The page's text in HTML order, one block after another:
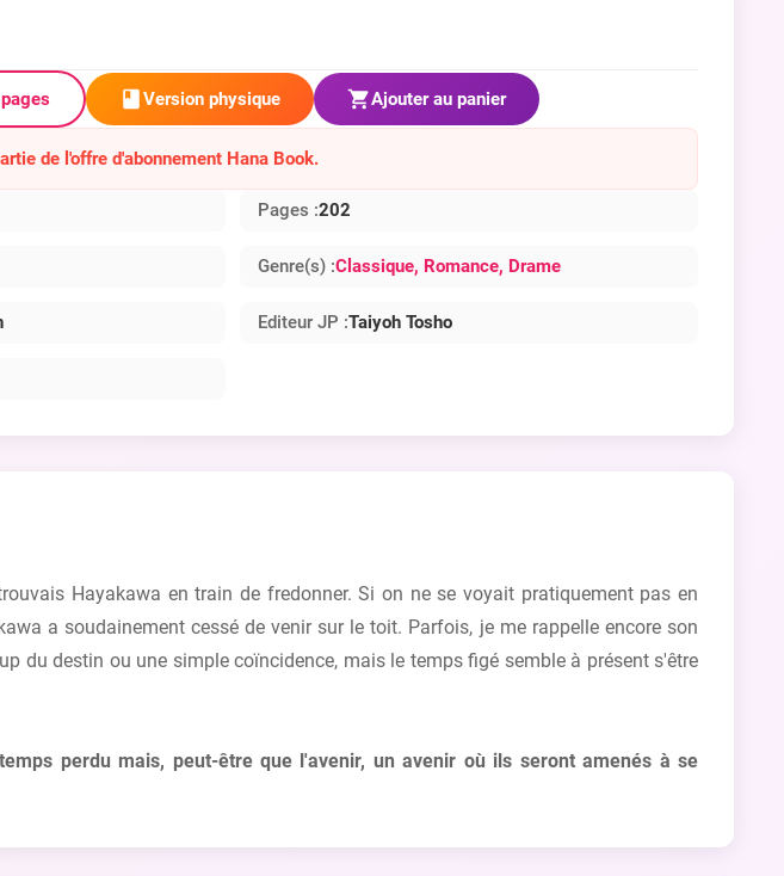
Version physique Ajouter au panier
de l'offre d'abonnement Hana Book.
Pages :202
Genre(s) :Classique, Romance, Drame
Editeur JP :Taiyoh Tosho
Hayakawa en train de fredonner. Si on ne se voyait pratiquement pas en
a soudainement cessé de venir sur le toit. Parfois, je me rappelle encore son
du destin ou une simple coïncidence, mais le temps figé semble à présent s'être
perdu mais, peut-être que l'avenir, un avenir où ils seront amenés à se